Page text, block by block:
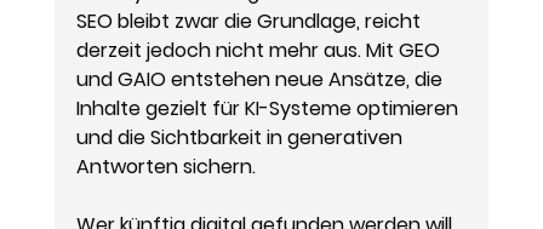
SEO bleibt zwar die Grundlage, reicht
derzeit jedoch nicht mehr aus. Mit GEO
und GAIO entstehen neue Ansätze, die
Inhalte gezielt für KI-Systeme optimieren
und die Sichtbarkeit in generativen
Antworten sichern.